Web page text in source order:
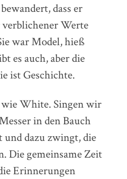
dass er
Werte
war Model, hieß
es auch, aber die
ist Geschichte.
wie White. Singen wir
in den Bauch
dazu zwingt, die
Die gemeinsame Zeit
Erinnerungen